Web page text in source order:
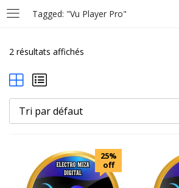
Tagged: "Vu Player Pro"
LOGIN
Enter your username and password to login.
Remember me
2 résultats affichés
Tri par défaut
25%
off